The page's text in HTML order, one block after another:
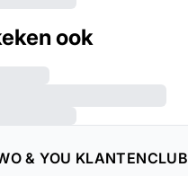
ook
& YOU KLANTENCLUB